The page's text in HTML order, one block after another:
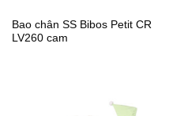
Bao chân SS Bibos Petit CR
LV260 cam